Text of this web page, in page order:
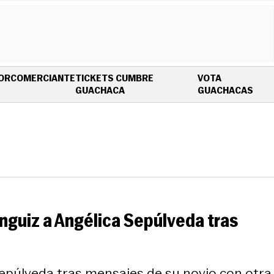
COMERCIANTETICKETS CUMBRE
GUACHACAOPENS IN NEW WINDOW
VOTA
GUACHACAS
a Angélica Sepúlveda tras